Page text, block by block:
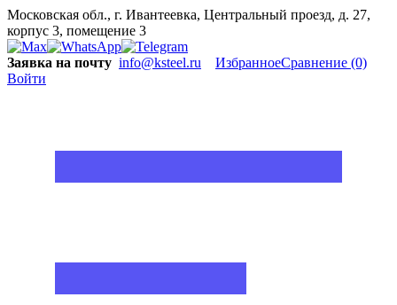
Московская обл., г. Ивантеевка, Центральный проезд, д. 27,
корпус 3, помещение 3
Заявка на почту info@ksteel.ru ИзбранноеСравнение (0)
Войти